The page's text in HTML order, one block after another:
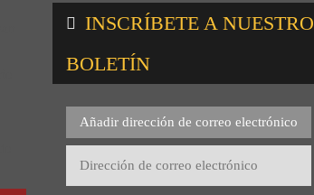
INSCRÍBETE A NUESTRO
BOLETÍN
Añadir dirección de correo electrónico